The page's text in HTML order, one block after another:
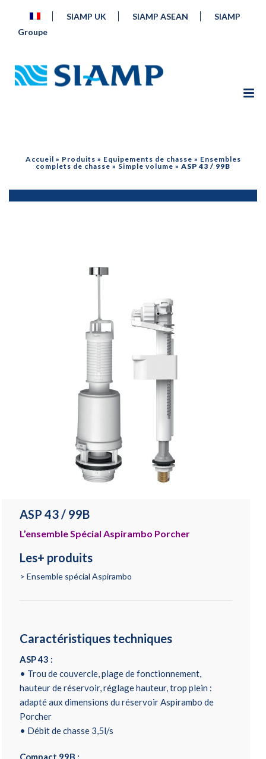
SIAMP UK SIAMP ASEAN
SIAMP
Groupe
Accueil » Produits » Equipements de chasse » Ensembles
complets de chasse » Simple volume » ASP 43 / 99B
ASP 43 / 99B
L’ensemble Spécial Aspirambo Porcher
Les+ produits
Ensemble spécial Aspirambo
Caractéristiques techniques
ASP 43 :
• Trou de couvercle, plage de fonctionnement,
hauteur de réservoir, réglage hauteur, trop plein :
adapté aux dimensions du réservoir Aspirambo de
Porcher
• Débit de chasse 3,5l/s
Compact 99B :